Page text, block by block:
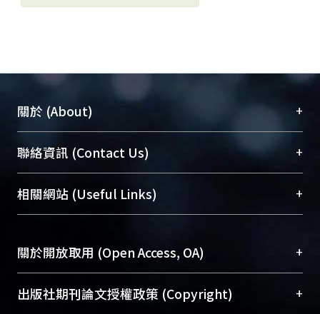
關於 (About) +
臺大位居世界頂尖大學之列，為永久珍藏及向國際
展現本校豐碩的研究成果及學術能量，圖書館整合
機構典藏（NTUR）與學術庫（AH）不同功能平
台，成為臺大學術典藏NTU scholars。期能整合研
成果。
To permanently archive and promote researcher
profiles and scholarly works, Library integrates the
聯絡資訊 (Contact Us) +
總館學科館員(Main Library)
醫學圖書館學科館員(Medical Library)
Sciences Library)
相關網站 (Useful Links) +
關於開放取用 (Open Access, OA) +
開放取用是從使用者角度提升資訊取用性的社會運
出版社期刊論文授權政策 (Copyright) +